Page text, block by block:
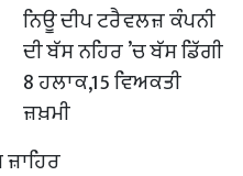
ਨਿਊ ਦੀਪ ਟਰੈਵਲਜ਼ ਕੰਪਨੀ
ਦੀ ਬੱਸ ਨਹਿਰ ’ਚ ਬੱਸ ਡਿੱਗੀ
8 ਹਲਾਕ,15 ਵਿਅਕਤੀ
ਜ਼ਖ਼ਮੀ